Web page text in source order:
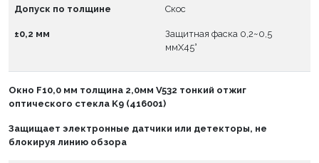
Допуск по толщине
±0,2 мм
Скос
Защитная фаска 0,2~0,5
ммX45°
Окно F10,0 мм толщина 2,0мм V532 тонкий отжиг
оптического стекла K9 (416001)
Защищает электронные датчики или детекторы, не
блокируя линию обзора